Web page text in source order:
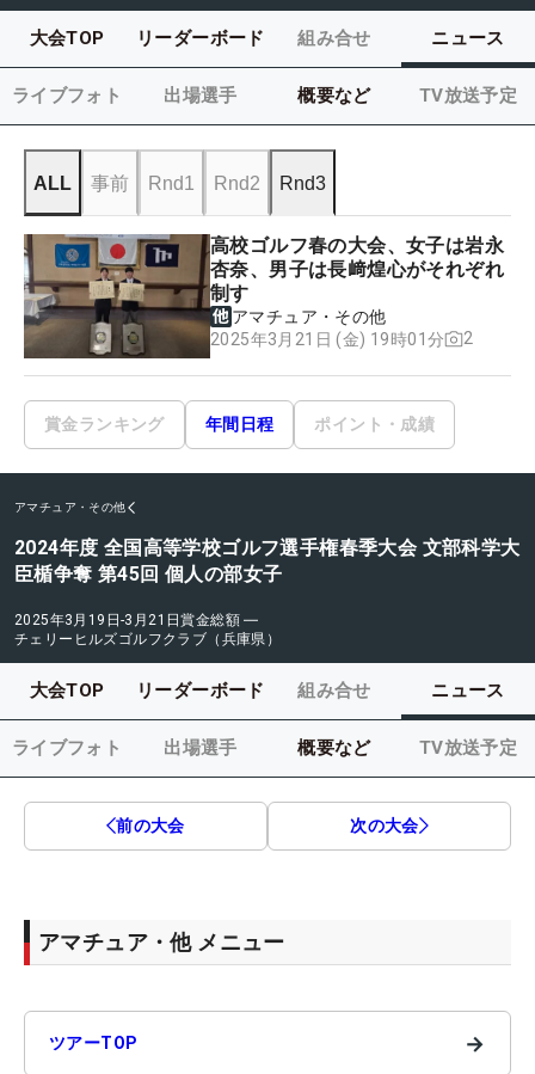
大会TOP リーダーボード 組み合せ ニュース
ライブフォト 出場選手 概要など TV放送予定
ALL 事前 Rnd1 Rnd2 Rnd3
高校ゴルフ春の大会、女子は岩永
杏奈、男子は長﨑煌心がそれぞれ
制す
アマチュア・その他
2025年3月21日 (金) 19時01分
2
賞金ランキング 年間日程 ポイント・成績
アマチュア・その他
2024年度 全国高等学校ゴルフ選手権春季大会 文部科学大
臣楯争奪 第45回 個人の部女子
2025年3月19日-3月21日賞金総額 ―
チェリーヒルズゴルフクラブ（兵庫県）
大会TOP リーダーボード 組み合せ ニュース
ライブフォト 出場選手 概要など TV放送予定
前の大会 次の大会
アマチュア・他 メニュー
ツアーTOP →